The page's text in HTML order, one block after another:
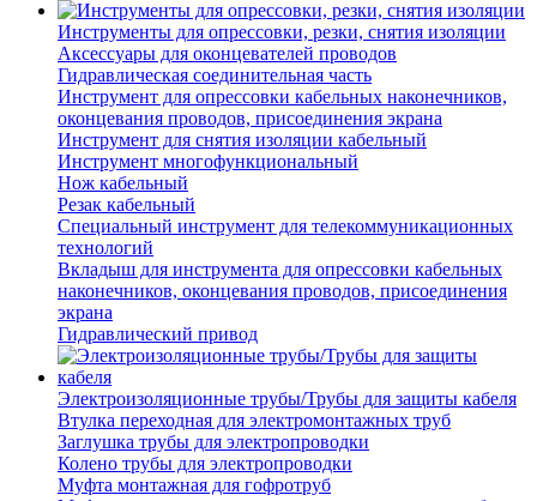
Инструменты для опрессовки, резки, снятия изоляции
Аксессуары для оконцевателей проводов
Гидравлическая соединительная часть
Инструмент для опрессовки кабельных наконечников,
оконцевания проводов, присоединения экрана
Инструмент для снятия изоляции кабельный
Инструмент многофункциональный
Нож кабельный
Резак кабельный
Специальный инструмент для телекоммуникационных
технологий
Вкладыш для инструмента для опрессовки кабельных
наконечников, оконцевания проводов, присоединения
экрана
Гидравлический привод
Электроизоляционные трубы/Трубы для защиты кабеля
Втулка переходная для электромонтажных труб
Заглушка трубы для электропроводки
Колено трубы для электропроводки
Муфта монтажная для гофротруб